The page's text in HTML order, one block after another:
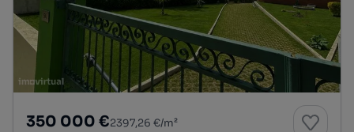
350 000 €2397,26 €/m²